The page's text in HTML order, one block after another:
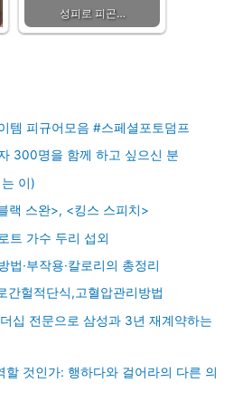
성피로 피곤…
템 피규어모음 #스페셜포토덤프
300명을 함께 하고 싶으신 분
이)
랙 스완>, <킹스 스피치>
트 가수 두리 섭외
법·부작용·칼로리의 총정리
간헐적단식,고혈압관리방법
십 전문으로 삼성과 3년 재계약하는
할 것인가: 행하다와 걸어라의 다른 의